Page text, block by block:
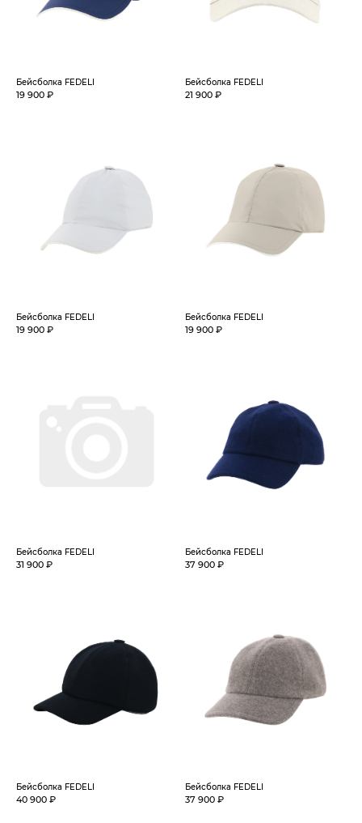
Бейсболка FEDELI
19 900 ₽
Бейсболка FEDELI
21 900 ₽
Бейсболка FEDELI
19 900 ₽
Бейсболка FEDELI
19 900 ₽
Бейсболка FEDELI
31 900 ₽
Бейсболка FEDELI
37 900 ₽
Бейсболка FEDELI
40 900 ₽
Бейсболка FEDELI
37 900 ₽